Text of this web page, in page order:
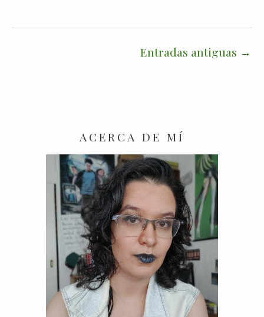
Entradas antiguas
ACERCA DE MÍ